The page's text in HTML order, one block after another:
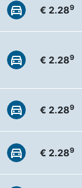
€ 2.289
€ 2.289
€ 2.289
€ 2.289